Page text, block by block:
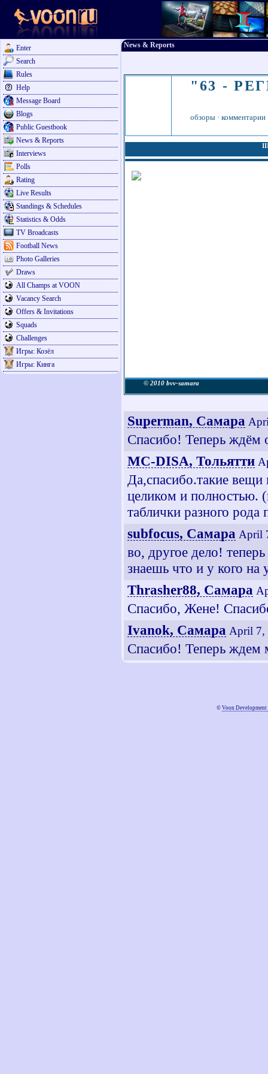
Enter
Search
Rules
Help
Message Board
Blogs
Public Guestbook
News & Reports
Interviews
Polls
Rating
Live Results
Standings & Schedules
Statistics & Odds
TV Broadcasts
Football News
Photo Galleries
Draws
All Champs at VOON
Vacancy Search
Offers & Invitations
Squads
Challenges
Игры: Козёл
Игры: Кинга
News & Reports
"63 -
обзоры · комментарии
© 2010 bvv-samara
Superman, Самара
Спасибо! Теперь ждём
MC-DISA, Тольятти
Да,спасибо.такие
целиком и полностью.
таблички разного
subfocus, Самара April
во, другое дело!
знаешь что и у кого на
Thrasher88, Самара
Спасибо, Жене!
Ivanok, Самара April 7,
Спасибо! Теперь ждем
© Voon Development